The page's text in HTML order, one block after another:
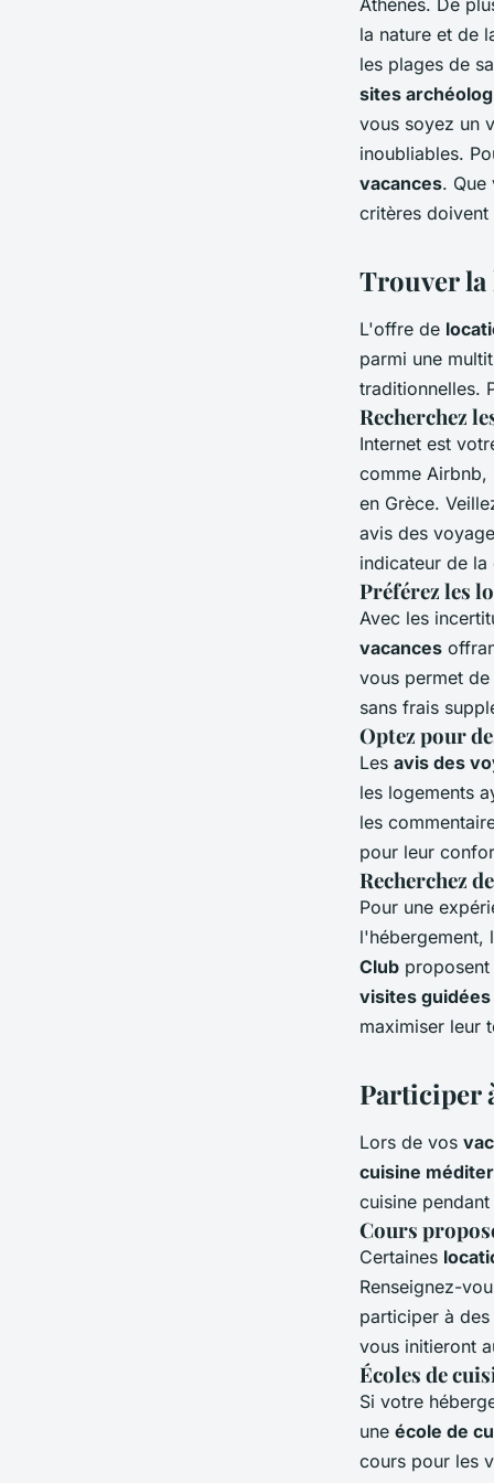
la nature et de
les plages de
sites
vous soyez un
inoubliables.
vacances.
critères
Trouver la
L'offre de
parmi une
traditionnelles.
Recherchez
Internet est
comme Airbnb,
en Grèce.
avis des
indicateur de
Préférez les
Avec les
vacances
vous permet de
sans frais
Optez pour
Les avis des
les logements
les
pour leur
Recherchez
Pour une
l'hébergement,
Club
visites
maximiser leur
Participer
Lors de vos
cuisine
cuisine
Cours
Certaines
Renseignez-
participer à
vous initieront
Écoles de
Si votre
une école de
cours pour les